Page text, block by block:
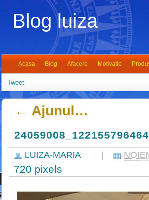
Blog luiza
Acasa Blog Afacere Motivatie
Tweet
← Ajunul…
LUIZA-MARIA
720 pixels